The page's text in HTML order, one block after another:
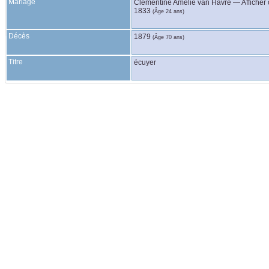
Mariage Clémentine Amélie van Havre —Afficher
1833 (Âge 24 ans)
Décès 1879 (Âge 70 ans)
Titre écuyer